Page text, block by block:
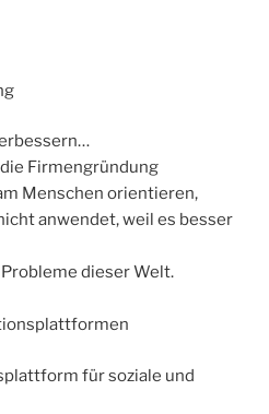
Firmengründung
Menschen orientieren,
anwendet, weil es besser
dieser Welt.
für soziale und